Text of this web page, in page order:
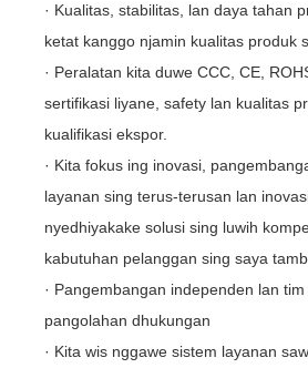
· Kualitas, stabilitas, lan daya tahan
ketat kanggo njamin kualitas produk
· Peralatan kita duwe CCC, CE,
sertifikasi liyane, safety lan kualitas
kualifikasi ekspor.
· Kita fokus ing inovasi,
layanan sing terus-terusan lan
nyedhiyakake solusi sing luwih
kabutuhan pelanggan sing saya
· Pangembangan independen lan
pangolahan dhukungan
· Kita wis nggawe sistem layanan